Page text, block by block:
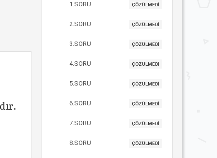
1.SORU ÇÖZÜLMEDİ
2.SORU ÇÖZÜLMEDİ
3.SORU ÇÖZÜLMEDİ
4.SORU ÇÖZÜLMEDİ
5.SORU ÇÖZÜLMEDİ
6.SORU ÇÖZÜLMEDİ
7.SORU ÇÖZÜLMEDİ
8.SORU ÇÖZÜLMEDİ